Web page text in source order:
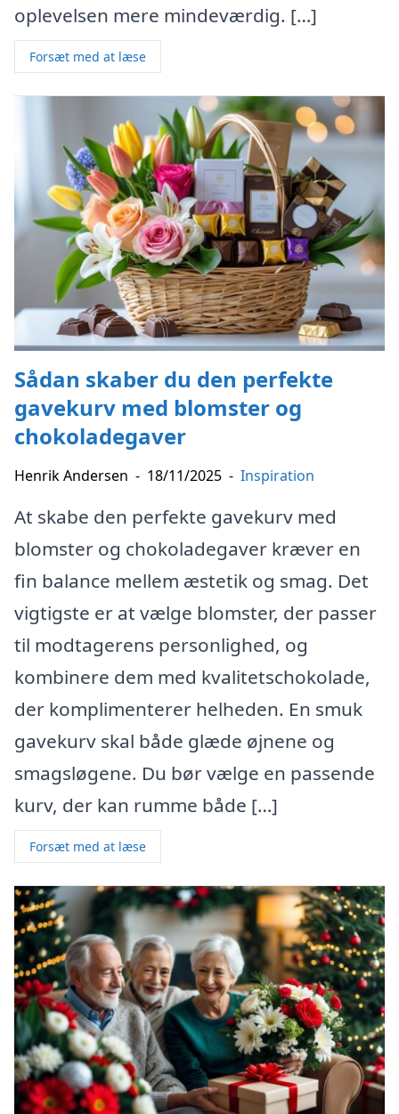
oplevelsen mere mindeværdig. […]
Forsæt med at læse
Sådan skaber du den perfekte
gavekurv med blomster og
chokoladegaver
Henrik Andersen - 18/11/2025 - Inspiration
At skabe den perfekte gavekurv med
blomster og chokoladegaver kræver en
fin balance mellem æstetik og smag. Det
vigtigste er at vælge blomster, der passer
til modtagerens personlighed, og
kombinere dem med kvalitetschokolade,
der komplimenterer helheden. En smuk
gavekurv skal både glæde øjnene og
smagsløgene. Du bør vælge en passende
kurv, der kan rumme både […]
Forsæt med at læse